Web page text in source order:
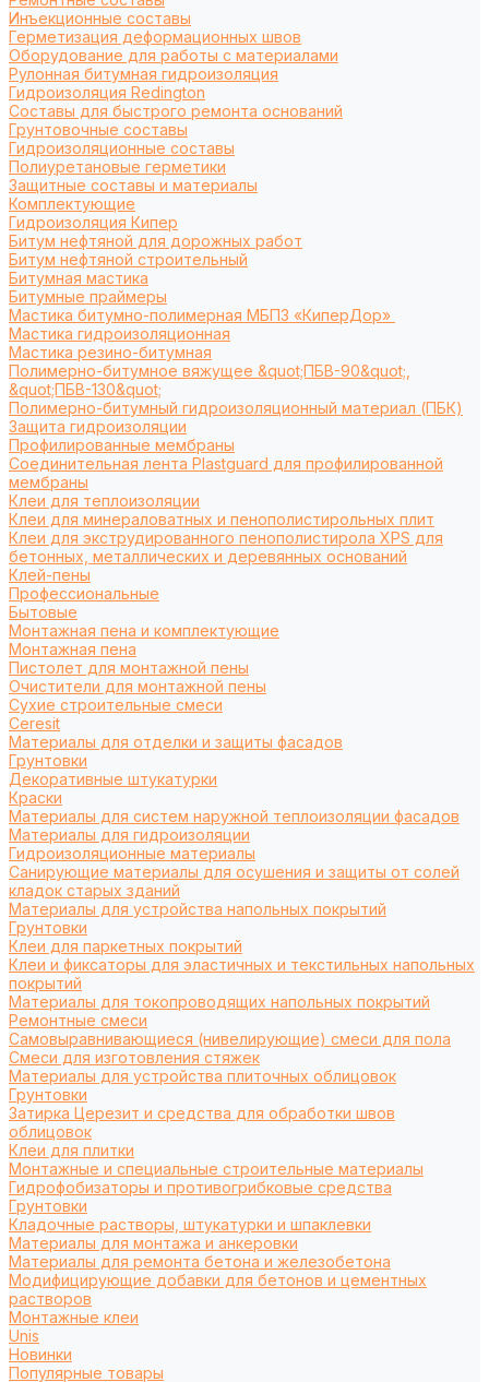
Инъекционные составы
Герметизация деформационных швов
Оборудование для работы с материалами
Рулонная битумная гидроизоляция
Гидроизоляция Redington
Составы для быстрого ремонта оснований
Грунтовочные составы
Гидроизоляционные составы
Полиуретановые герметики
Защитные составы и материалы
Комплектующие
Гидроизоляция Кипер
Битум нефтяной для дорожных работ
Битум нефтяной строительный
Битумная мастика
Битумные праймеры
Мастика битумно-полимерная МБПЗ «КиперДор»
Мастика гидроизоляционная
Мастика резино-битумная
Полимерно-битумное вяжущее &quot;ПБВ-90&quot;,
&quot;ПБВ-130&quot;
Полимерно-битумный гидроизоляционный материал (ПБК)
Защита гидроизоляции
Профилированные мембраны
Соединительная лента Plastguard для профилированной
мембраны
Клеи для теплоизоляции
Клеи для минераловатных и пенополистирольных плит
Клеи для экструдированного пенополистирола XPS для
бетонных, металлических и деревянных оснований
Клей-пены
Профессиональные
Бытовые
Монтажная пена и комплектующие
Монтажная пена
Пистолет для монтажной пены
Очистители для монтажной пены
Сухие строительные смеси
Ceresit
Материалы для отделки и защиты фасадов
Грунтовки
Декоративные штукатурки
Краски
Материалы для систем наружной теплоизоляции фасадов
Материалы для гидроизоляции
Гидроизоляционные материалы
Санирующие материалы для осушения и защиты от солей
кладок старых зданий
Материалы для устройства напольных покрытий
Грунтовки
Клеи для паркетных покрытий
Клеи и фиксаторы для эластичных и текстильных напольных
покрытий
Материалы для токопроводящих напольных покрытий
Ремонтные смеси
Самовыравнивающиеся (нивелирующие) смеси для пола
Смеси для изготовления стяжек
Материалы для устройства плиточных облицовок
Грунтовки
Затирка Церезит и средства для обработки швов
облицовок
Клеи для плитки
Монтажные и специальные строительные материалы
Гидрофобизаторы и противогрибковые средства
Грунтовки
Кладочные растворы, штукатурки и шпаклевки
Материалы для монтажа и анкеровки
Материалы для ремонта бетона и железобетона
Модифицирующие добавки для бетонов и цементных
растворов
Монтажные клеи
Unis
Новинки
Популярные товары